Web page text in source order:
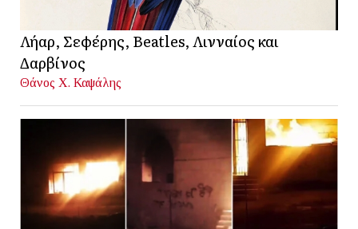
Λήαρ, Σεφέρης, Beatles, Λινναίος και
Δαρβίνος
Θάνος Χ. Καψάλης